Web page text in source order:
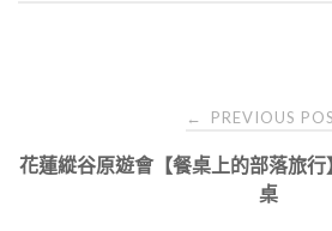
navigation
← PREVIOUS
花蓮縱谷原遊會【餐桌上的部落旅
桌